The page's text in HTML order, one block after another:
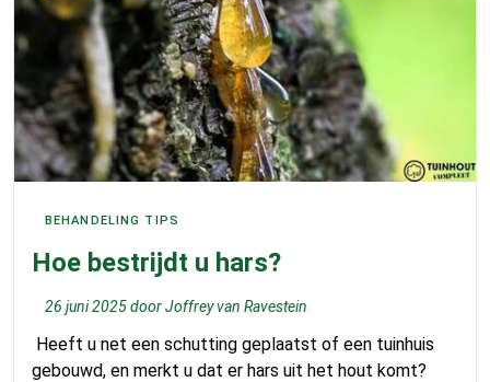
BEHANDELING TIPS
Hoe bestrijdt u hars?
26 juni 2025doorJoffrey van Ravestein
Heeft u net een schutting geplaatst of een tuinhuis
gebouwd, en merkt u dat er hars uit het hout komt?